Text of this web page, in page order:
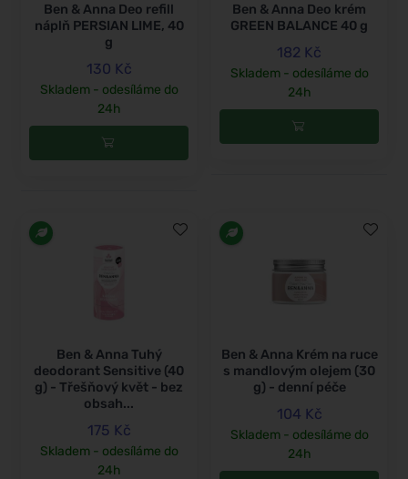
Ben & Anna Deo refill
náplň PERSIAN LIME, 40
g
130 Kč
Skladem - odesíláme do
24h
Ben & Anna Deo krém
GREEN BALANCE 40 g
182 Kč
Skladem - odesíláme do
24h
Ben & Anna Tuhý
deodorant Sensitive (40
g) - Třešňový květ - bez
obsah...
175 Kč
Skladem - odesíláme do
24h
Ben & Anna Krém na ruce
s mandlovým olejem (30
g) - denní péče
104 Kč
Skladem - odesíláme do
24h